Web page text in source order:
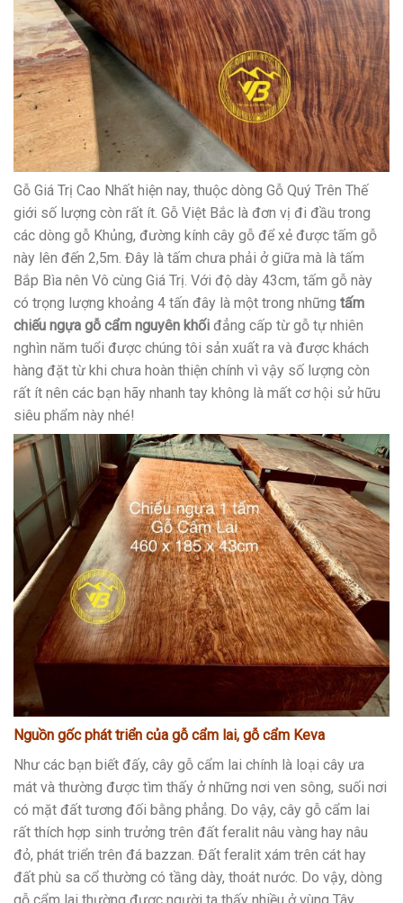
Gỗ Giá Trị Cao Nhất hiện nay, thuộc dòng Gỗ Quý Trên Thế
giới số lượng còn rất ít. Gỗ Việt Bắc là đơn vị đi đầu trong
các dòng gỗ Khủng, đường kính cây gỗ để xẻ được tấm gỗ
này lên đến 2,5m. Đây là tấm chưa phải ở giữa mà là tấm
Bắp Bìa nên Vô cùng Giá Trị. Với độ dày 43cm, tấm gỗ này
có trọng lượng khoảng 4 tấn đây là một trong những tấm
chiếu ngựa gỗ cẩm nguyên khối đẳng cấp từ gỗ tự nhiên
nghìn năm tuổi được chúng tôi sản xuất ra và được khách
hàng đặt từ khi chưa hoàn thiện chính vì vậy số lượng còn
rất ít nên các bạn hãy nhanh tay không là mất cơ hội sử hữu
siêu phẩm này nhé!
Nguồn gốc phát triển của gỗ cẩm lai, gỗ cẩm Keva
Như các bạn biết đấy, cây gỗ cẩm lai chính là loại cây ưa
mát và thường được tìm thấy ở những nơi ven sông, suối nơi
có mặt đất tương đối bằng phẳng. Do vậy, cây gỗ cẩm lai
rất thích hợp sinh trưởng trên đất feralit nâu vàng hay nâu
đỏ, phát triển trên đá bazzan. Đất feralit xám trên cát hay
đất phù sa cổ thường có tầng dày, thoát nước. Do vậy, dòng